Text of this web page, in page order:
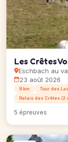
Les Crêtes
Eschbach au
23 août 2026
8 km Tour des
Relais des Crêtes (2
5 épreuves